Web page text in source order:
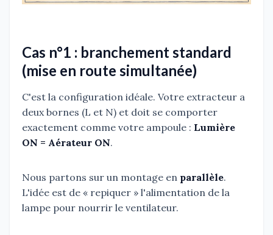
Cas n°1 : branchement standard
(mise en route simultanée)
C'est la configuration idéale. Votre extracteur a
deux bornes (L et N) et doit se comporter
exactement comme votre ampoule : Lumière
ON = Aérateur ON.
Nous partons sur un montage en parallèle.
L'idée est de « repiquer » l'alimentation de la
lampe pour nourrir le ventilateur.